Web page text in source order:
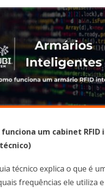
funciona um cabinet
técnico explica o que é
frequências ele utiliza